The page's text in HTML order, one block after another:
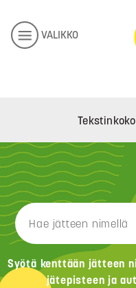
VALIKKO
Tekstinkoko
Syötä kenttään jätteen
jätepisteen ja